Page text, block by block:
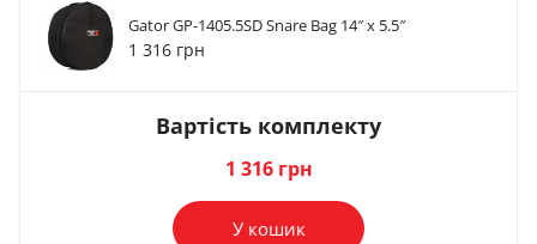
Засіб по догляду за
ударними Dunlop...
Засіб по догляду за
Gator GP-1405.5SD Snare Bag 14″ x 5.5″
1 316 грн
Вартість комплекту
1 316 грн
У кошик